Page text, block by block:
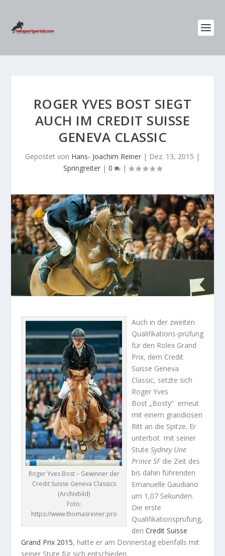
ROGER YVES BOST SIEGT
AUCH IM CREDIT SUISSE
GENEVA CLASSIC
Gepostet von Hans- Joachim Reiner | Dez. 13, 2015 |
Springreiter | 0 |
Roger Yves Bost – Gewinner der
Credit Suisse Geneva Classics
(Archivbild)
Foto:
https://www.thomasreiner.pro
Auch in der zweiten
Qualifikations-prüfung
für den Rolex Grand
Prix, dem Credit
Suisse Geneva
Classic, setzte sich
Roger Yves
Bost „Bosty“ erneut
mit einem grandiosen
Ritt an die Spitze. Er
unterbot mit seiner
StuteSydney Une
Prince SFdie Zeit des
bis dahin führenden
Emanuelle Gaudiano
um 1,07 Sekunden.
Die erste
Qualifikationsprüfung,
denCredit Suisse
Grand Prix 2015, hatte er am Donnerstag ebenfalls mit
seiner Stute für sich entschieden.